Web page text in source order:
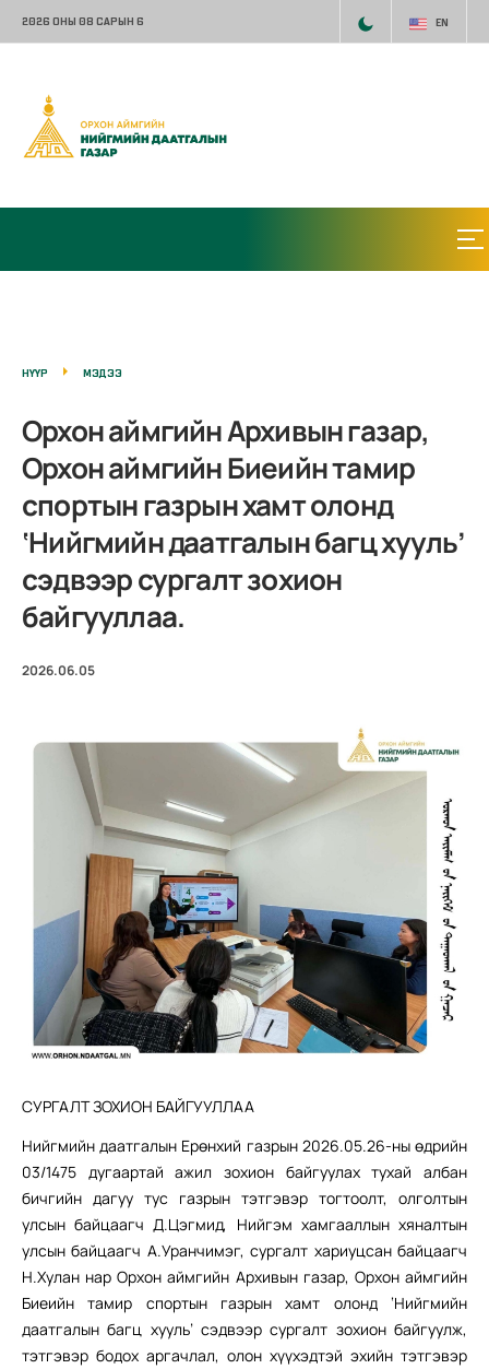
2026 ОНЫ 08 САРЫН 6 EN
НҮҮР МЭДЭЭ
Орхон аймгийн Архивын газар,
Орхон аймгийн Биеийн тамир
спортын газрын хамт олонд
‘Нийгмийн даатгалын багц хууль’
сэдвээр сургалт зохион
байгууллаа.
2026.06.05
СУРГАЛТ ЗОХИОН БАЙГУУЛЛАА
Нийгмийн даатгалын Ерөнхий газрын 2026.05.26-ны өдрийн
03/1475 дугаартай ажил зохион байгуулах тухай албан
бичгийн дагуу тус газрын тэтгэвэр тогтоолт, олголтын
улсын байцаагч Д.Цэгмид, Нийгэм хамгааллын хяналтын
улсын байцаагч А.Уранчимэг, сургалт хариуцсан байцаагч
Н.Хулан нар Орхон аймгийн Архивын газар, Орхон аймгийн
Биеийн тамир спортын газрын хамт олонд ‘Нийгмийн
даатгалын багц хууль’ сэдвээр сургалт зохион байгуулж,
тэтгэвэр бодох аргачлал, олон хүүхэдтэй эхийн тэтгэвэр